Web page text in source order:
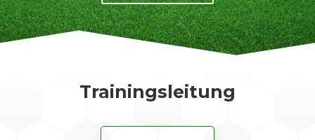
Trainingsleitung